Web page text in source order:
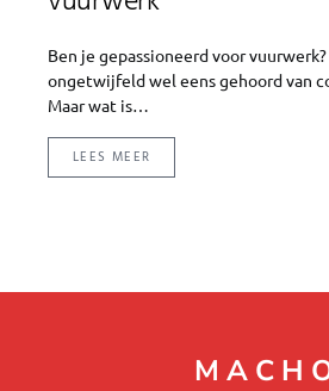
Ben je gepassioneerd voor
ongetwijfeld wel eens gehoord van
Maar wat is…
LEES MEER